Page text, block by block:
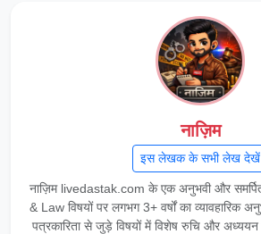
नाज़िम
इस लेखक के सभी लेख देखें
नाज़िम livedastak.com के एक अनुभवी और
& Law विषयों पर लगभग 3+ वर्षों का व्यावहारिक
पत्रकारिता से जुड़े विषयों में विशेष रुचि और